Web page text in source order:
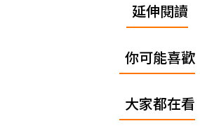
延伸閱讀
你可能喜歡
大家都在看